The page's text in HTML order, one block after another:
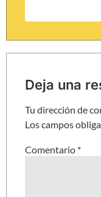
Deja una
Tu dirección de
Los campos
Comentario *